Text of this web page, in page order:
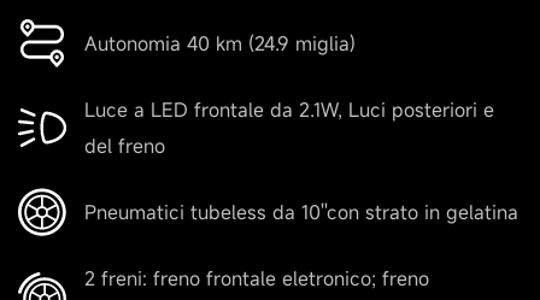
Autonomia 40 km (24.9 miglia)
Luce a LED frontale da 2.1W, Luci posteriori e
del freno
Pneumatici tubeless da 10''con strato in gelatina
2 freni: freno frontale eletronico; freno
17.1 kg
Gamma
Autonomia teorica